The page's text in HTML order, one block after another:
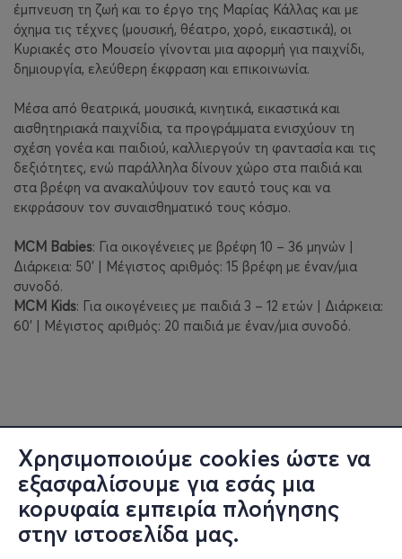
Χρησιμοποιούμε cookies ώστε να
εξασφαλίσουμε για εσάς μια
κορυφαία εμπειρία πλοήγησης
στην ιστοσελίδα μας.
έμπνευση τη ζωή και το έργο της Μαρίας Κάλλας και με
όχημα τις τέχνες (μουσική, θέατρο, χορό, εικαστικά), οι
Κυριακές στο Μουσείο γίνονται μια αφορμή για παιχνίδι,
δημιουργία, ελεύθερη έκφραση και επικοινωνία.
Μέσα από θεατρικά, μουσικά, κινητικά, εικαστικά και
αισθητηριακά παιχνίδια, τα προγράμματα ενισχύουν τη
σχέση γονέα και παιδιού, καλλιεργούν τη φαντασία και τις
δεξιότητες, ενώ παράλληλα δίνουν χώρο στα παιδιά και
στα βρέφη να ανακαλύψουν τον εαυτό τους και να
εκφράσουν τον συναισθηματικό τους κόσμο.
MCM Babies: Για οικογένειες με βρέφη 10 – 36 μηνών |
Διάρκεια: 50’ | Μέγιστος αριθμός: 15 βρέφη με έναν/μια
συνοδό.
MCM Kids: Για οικογένειες με παιδιά 3 – 12 ετών | Διάρκεια:
60’ | Μέγιστος αριθμός: 20 παιδιά με έναν/μια συνοδό.